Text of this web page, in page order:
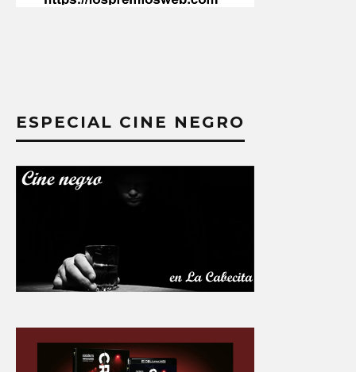
ESPECIAL CINE NEGRO